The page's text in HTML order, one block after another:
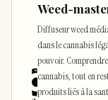
Weed-
Diffuseur weed
dans le cannabis
pouvoir.
cannabis, tout en
produits liés à la